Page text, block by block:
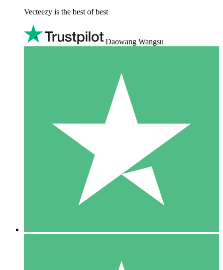
Vecteezy is the best of best
Daowang Wangsu